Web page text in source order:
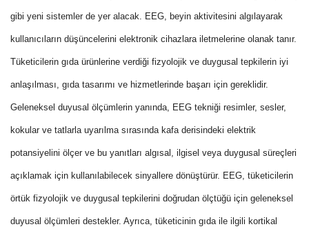
gibi yeni sistemler de yer alacak. EEG, beyin aktivitesini algılayarak
kullanıcıların düşüncelerini elektronik cihazlara iletmelerine olanak tanır.
Tüketicilerin gıda ürünlerine verdiği fizyolojik ve duygusal tepkilerin iyi
anlaşılması, gıda tasarımı ve hizmetlerinde başarı için gereklidir.
Geleneksel duyusal ölçümlerin yanında, EEG tekniği resimler, sesler,
kokular ve tatlarla uyarılma sırasında kafa derisindeki elektrik
potansiyelini ölçer ve bu yanıtları algısal, ilgisel veya duygusal süreçleri
açıklamak için kullanılabilecek sinyallere dönüştürür. EEG, tüketicilerin
örtük fizyolojik ve duygusal tepkilerini doğrudan ölçtüğü için geleneksel
duyusal ölçümleri destekler. Ayrıca, tüketicinin gıda ile ilgili kortikal